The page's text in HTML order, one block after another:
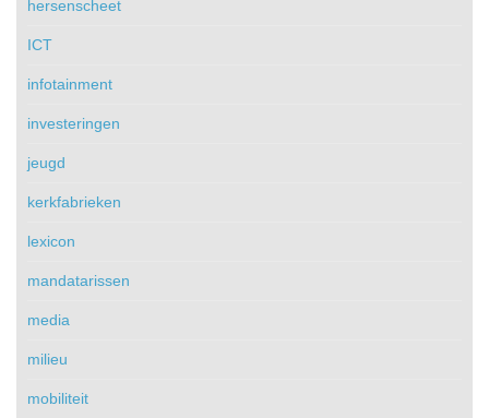
hersenscheet
ICT
infotainment
investeringen
jeugd
kerkfabrieken
lexicon
mandatarissen
media
milieu
mobiliteit